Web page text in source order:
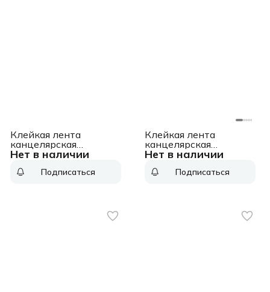
Нет в наличии
Клейкая лента
канцелярская
двусторонняя Deli
дл.9.14м 80мкр
Подписаться
Нет в наличии
Клейкая лента
канцелярская
Silwerhof 481070
дл.10м 35мкр
Подписаться